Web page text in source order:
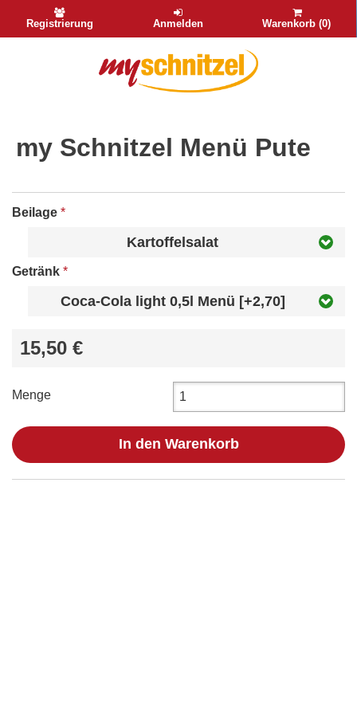
Registrierung Anmelden Warenkorb (0)
my Schnitzel Menü Pute
Beilage *
Kartoffelsalat
Getränk *
Coca-Cola light 0,5l Menü [+2,70]
15,50 €
Menge
In den Warenkorb